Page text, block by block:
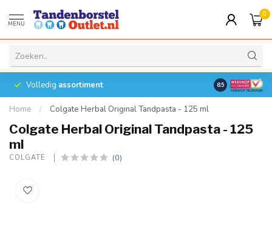
MENU
0
Volledig assortiment 8.5
Home / Colgate Herbal Original Tandpasta - 125 ml
Colgate Herbal Original Tandpasta - 125
ml
COLGATE (0)